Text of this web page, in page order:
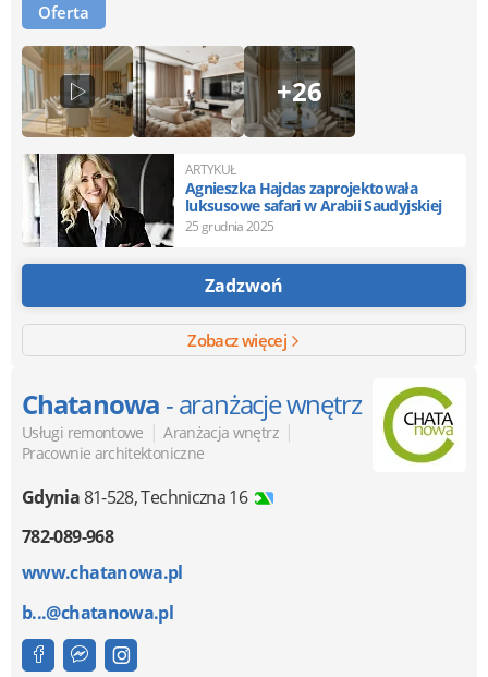
Oferta
+26
ARTYKUŁ
Agnieszka Hajdas zaprojektowała
luksusowe safari w Arabii Saudyjskiej
25 grudnia 2025
Zadzwoń
Zobacz więcej
Chatanowa - aranżacje wnętrz
Usługi remontowe | Aranżacja wnętrz |
Pracownie architektoniczne
Gdynia81-528,Techniczna 16
782-089-968
www.chatanowa.pl
b...@chatanowa.pl